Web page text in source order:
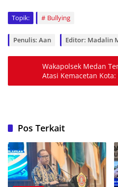
Topik: Bullying
Penulis: Aan Editor: Madalin
Wakapolsek Medan
Atasi Kemacetan
Kesadaran Bersama
Pos Terkait